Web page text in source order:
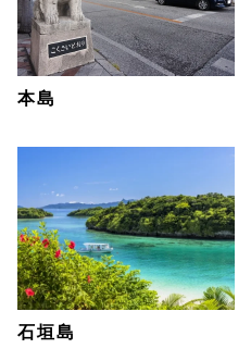
本島
石垣島